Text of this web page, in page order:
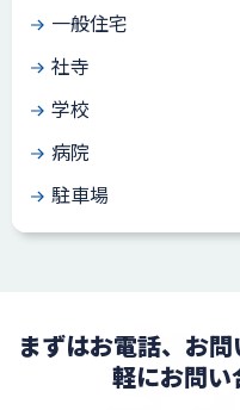
一般住宅
社寺
学校
病院
駐車場
まずはお電話、お
軽にお問い